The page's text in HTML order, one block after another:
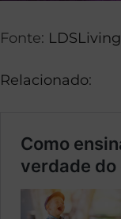
Fonte: LDSLiving
Relacionado: